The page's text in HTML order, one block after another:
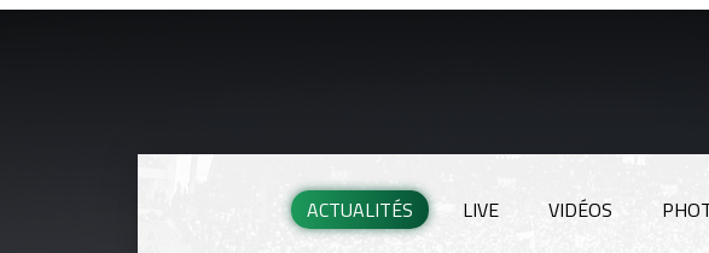
ACTUALITÉS LIVE VIDÉOS